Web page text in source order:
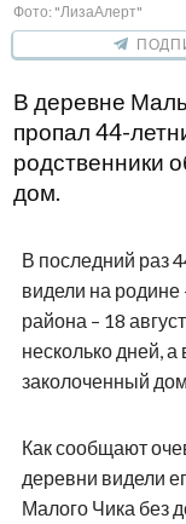
Фото: "ЛизаАлерт"
В деревне
пропал 44-
родственники
дом.
В последний раз
видели на
района – 18
несколько дней,
заколоченный
Как сообщают
деревни видели
Малого Чика без